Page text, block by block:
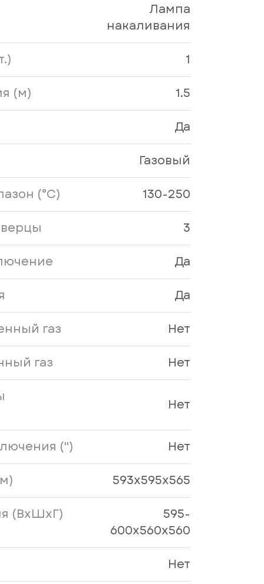
Лампа
накаливания
1
(м)
1.5
Да
Газовый
(°C)
130-250
3
Да
Да
газ
Нет
газ
Нет
Нет
('')
Нет
593х595х565
(ВхШхГ)
595-
600х560х560
Нет